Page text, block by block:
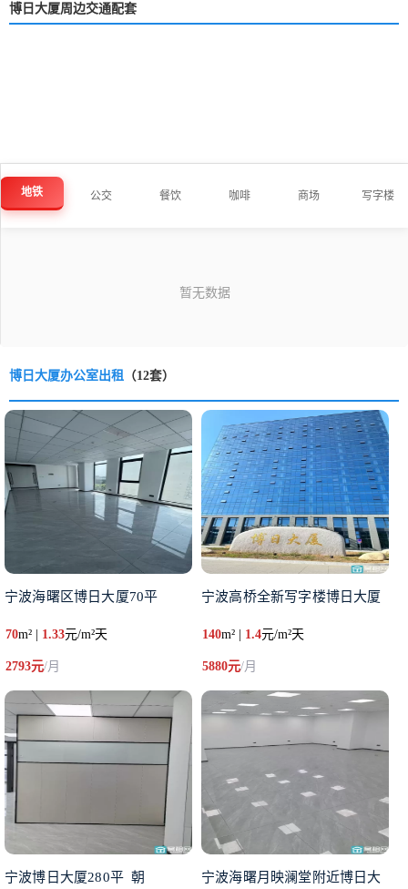
博日大厦周边交通配套
地铁 公交 餐饮 咖啡 商场 写字楼
博日大厦办公室出租 （12套）
宁波海曙区博日大厦70平
70m² | 1.33元/m²天
2793元/月
宁波高桥全新写字楼博日大厦
140m² | 1.4元/m²天
5880元/月
宁波博日大厦280平 朝 宁波海曙月映澜堂附近博日大